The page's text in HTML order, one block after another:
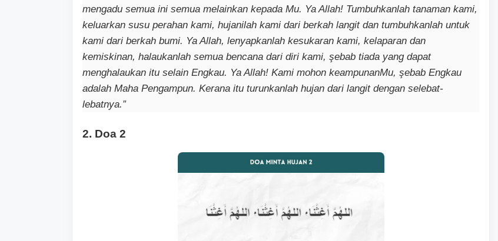
mengadu semua ini semua melainkan kepada Mu. Ya Allah! Tumbuhkanlah tanaman kami,
keluarkan susu perahan kami, hujanilah kami dari berkah langit dan tumbuhkanlah untuk
kami dari berkah bumi. Ya Allah, lenyapkanlah kesukaran kami, kelaparan dan
kemiskinan, halaukanlah semua bencana dari diri kami, şebab tiada yang dapat
menghalaukan itu selain Engkau. Ya Allah! Kami mohon keampunanMu, şebab Engkau
adalah Maha Pengampun. Kerana itu turunkanlah hujan dari langit dengan selebat-
lebatnya.”
2. Doa 2